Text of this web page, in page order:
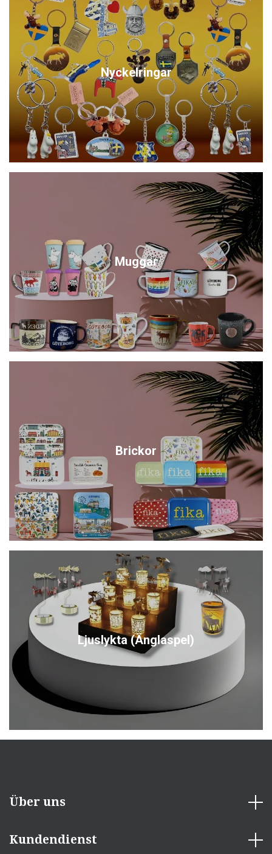
Nyckelringar
Muggar
Brickor
Ljuslykta (Änglaspel)
Über uns
Kundendienst